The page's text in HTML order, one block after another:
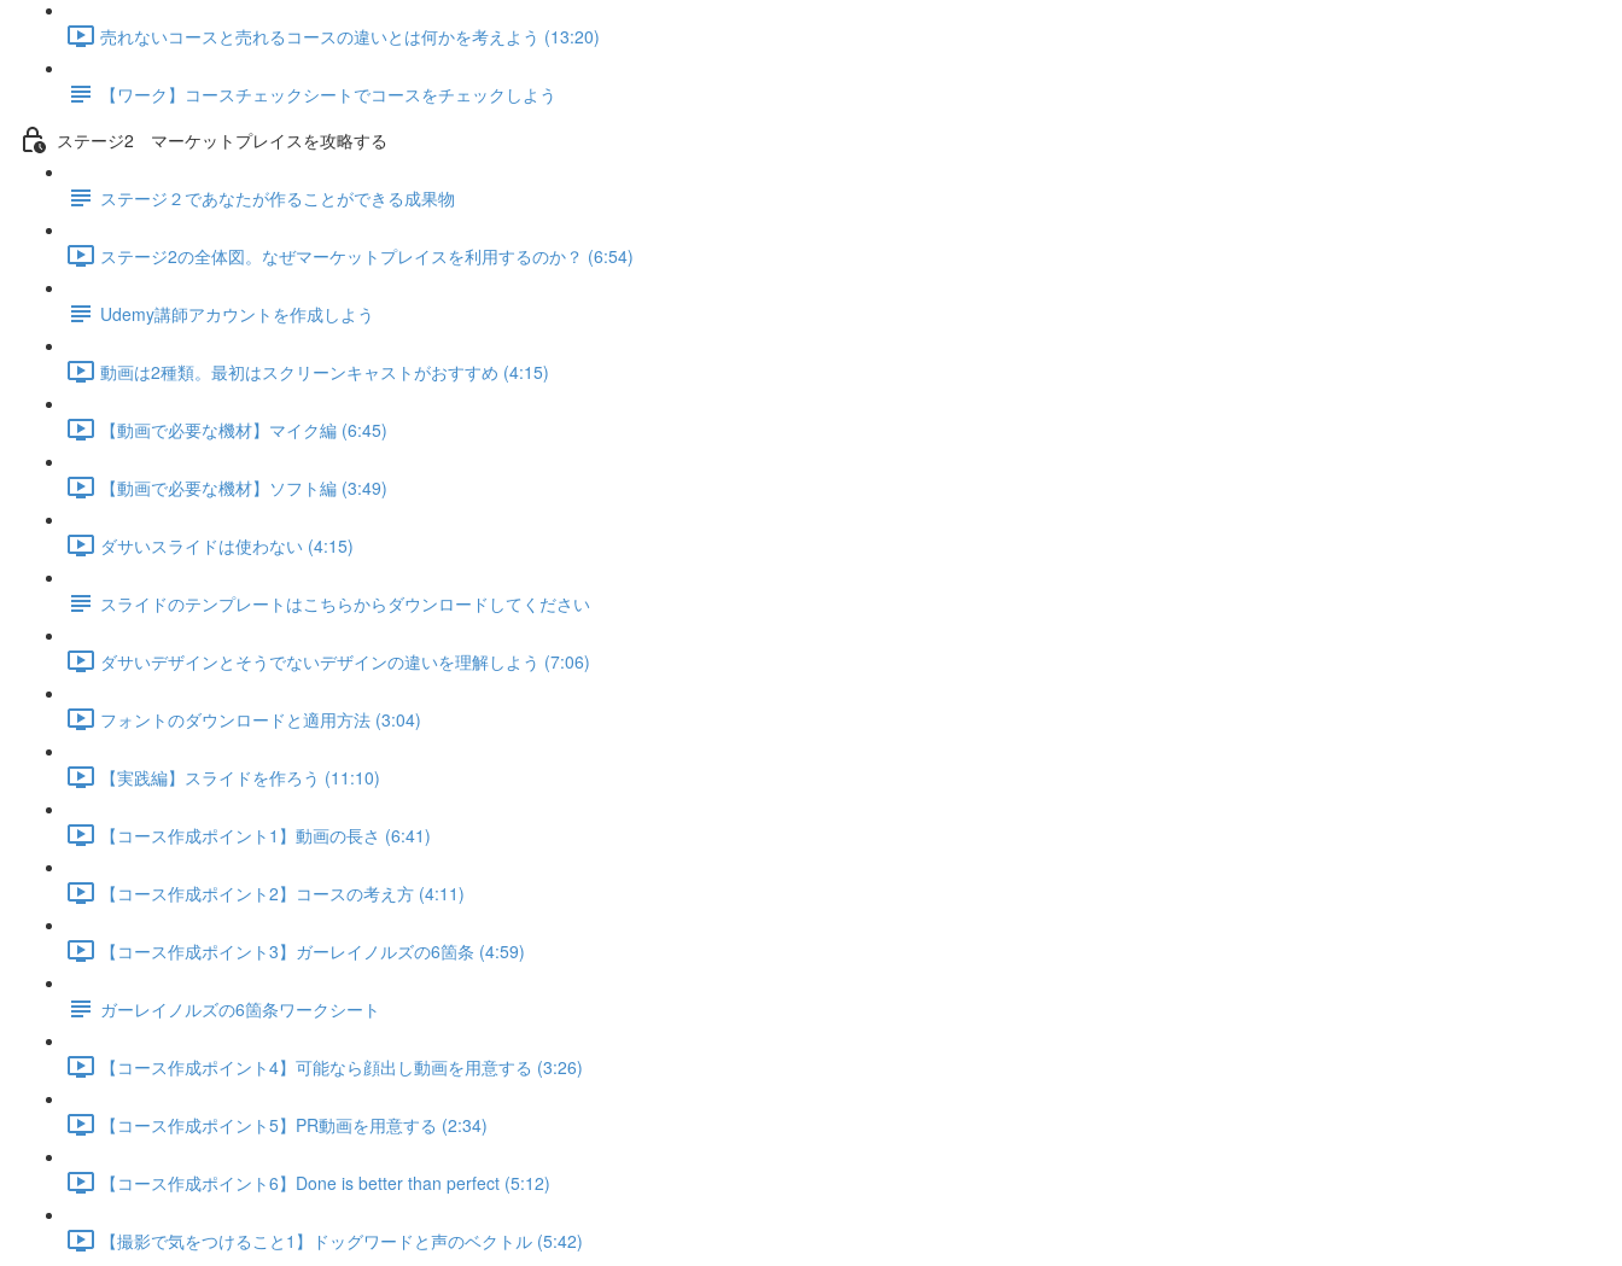
売れないコースと売れるコースの違いとは何かを考えよう (13:20)
【ワーク】コースチェックシートでコースをチェックしよう
ステージ2 マーケットプレイスを攻略する
ステージ２であなたが作ることができる成果物
ステージ2の全体図。なぜマーケットプレイスを利用するのか？ (6:54)
Udemy講師アカウントを作成しよう
動画は2種類。最初はスクリーンキャストがおすすめ (4:15)
【動画で必要な機材】マイク編 (6:45)
【動画で必要な機材】ソフト編 (3:49)
ダサいスライドは使わない (4:15)
スライドのテンプレートはこちらからダウンロードしてください
ダサいデザインとそうでないデザインの違いを理解しよう (7:06)
フォントのダウンロードと適用方法 (3:04)
【実践編】スライドを作ろう (11:10)
【コース作成ポイント1】動画の長さ (6:41)
【コース作成ポイント2】コースの考え方 (4:11)
【コース作成ポイント3】ガーレイノルズの6箇条 (4:59)
ガーレイノルズの6箇条ワークシート
【コース作成ポイント4】可能なら顔出し動画を用意する (3:26)
【コース作成ポイント5】PR動画を用意する (2:34)
【コース作成ポイント6】Done is better than perfect (5:12)
【撮影で気をつけること1】ドッグワードと声のベクトル (5:42)